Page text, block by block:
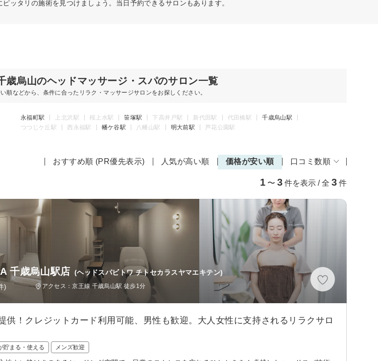
ッタリの施術を見つけましょう。当日予約できるサロンもあります。
歳烏山のヘッドマッサージ・スパのサロン一覧
順などから、条件に合ったリラク・マッサージサロンをお探しください。
永福町駅 上北沢駅 桜上水駅 笹塚駅 下高井戸駅 新代田駅 代田橋駅
千歳烏山駅
つつじケ丘駅
西永福駅 幡ケ谷駅 八幡山駅 明大前駅 芦花公園駅
おすすめ順 (PR優先表示) 人気が高い順 価格が安い順 口コミ数順
1 〜 3 件を表示 / 全 3 件
千歳烏山駅店 (ヘッドスパビトワ チトセカラスヤマエキテン)
) アクセス：京王線 千歳烏山駅 徒歩1分
供！クレジットカード利用可能、男性も歓迎。大人女性に支持されるリラクサロ
貯まる・使える メンズ歓迎